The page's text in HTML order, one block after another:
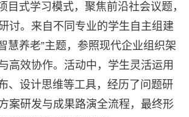
目式学习模式，聚焦前沿社会议题，
讨。来自不同专业的学生自主组建
慧养老”主题，参照现代企业组织架
高效协作。活动中，学生灵活运用
、设计思维等工具，经历了问题研
案研发与成果路演全流程，最终形